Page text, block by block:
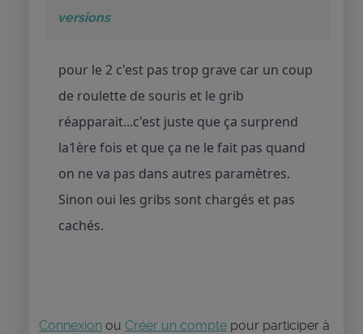
versions
pour le 2 c'est pas trop grave car un coup
de roulette de souris et le grib
réapparait...c'est juste que ça surprend
la1ère fois et que ça ne le fait pas quand
on ne va pas dans autres paramètres.
Sinon oui les gribs sont chargés et pas
cachés.
Connexion ou Créer un compte pour participer à